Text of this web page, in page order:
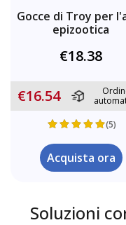
Gocce di Troy per
epizootica
€18.38
€16.54
(5)
Acquista ora
Soluzioni